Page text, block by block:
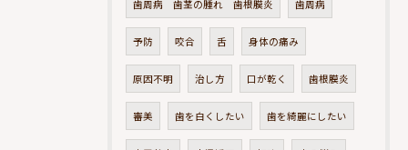
歯周病 歯茎の腫れ 歯根膜炎 歯周病
予防 咬合 舌 身体の痛み
原因不明 治し方 口が乾く 歯根膜炎
審美 歯を白くしたい 歯を綺麗にしたい